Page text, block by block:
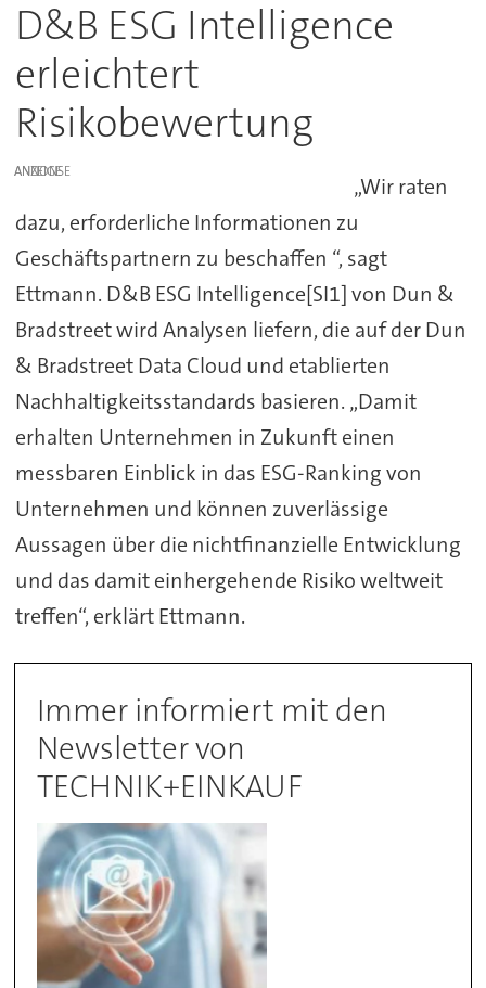
D&B ESG Intelligence
erleichtert
Risikobewertung
ANZEIGE
„Wir raten
dazu, erforderliche Informationen zu
Geschäftspartnern zu beschaffen “, sagt
Ettmann. D&B ESG Intelligence[SI1] von Dun &
Bradstreet wird Analysen liefern, die auf der Dun
& Bradstreet Data Cloud und etablierten
Nachhaltigkeitsstandards basieren. „Damit
erhalten Unternehmen in Zukunft einen
messbaren Einblick in das ESG-Ranking von
Unternehmen und können zuverlässige
Aussagen über die nichtfinanzielle Entwicklung
und das damit einhergehende Risiko weltweit
treffen“, erklärt Ettmann.
Immer informiert mit den
Newsletter von
TECHNIK+EINKAUF